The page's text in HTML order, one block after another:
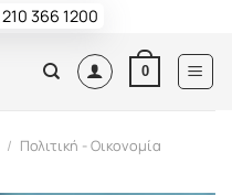
210 366 1200
0
/ Πολιτική - Οικονομία